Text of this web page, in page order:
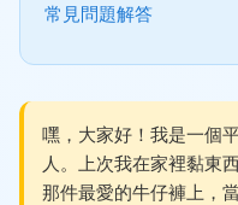
常見問題解答
嘿，大家好！我是一個
人。上次我在家裡黏東
那件最愛的牛仔褲上，